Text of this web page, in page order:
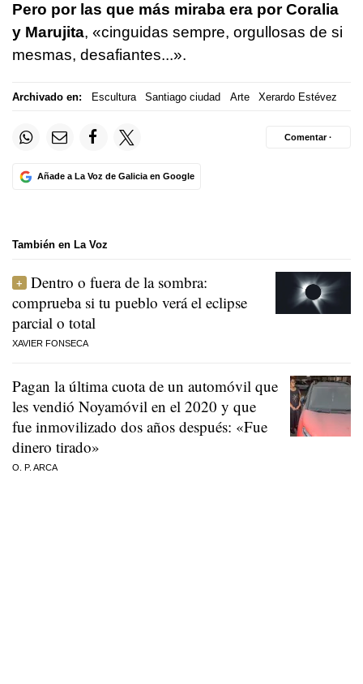
Pero por las que más miraba era por Coralia
y Marujita, «cinguidas sempre, orgullosas de si
mesmas, desafiantes...».
Archivado en: Escultura Santiago ciudad Arte Xerardo Estévez
Añade a La Voz de Galicia en Google
Comentar ·
También en La Voz
Dentro o fuera de la sombra:
comprueba si tu pueblo verá el eclipse
parcial o total
XAVIER FONSECA
Pagan la última cuota de un automóvil que
les vendió Noyamóvil en el 2020 y que
fue inmovilizado dos años después: «Fue
dinero tirado»
O. P. ARCA